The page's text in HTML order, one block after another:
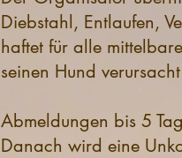
Diebstahl, Entlaufen,
haftet für alle
seinen Hund
Abmeldungen bis 5
Danach wird eine